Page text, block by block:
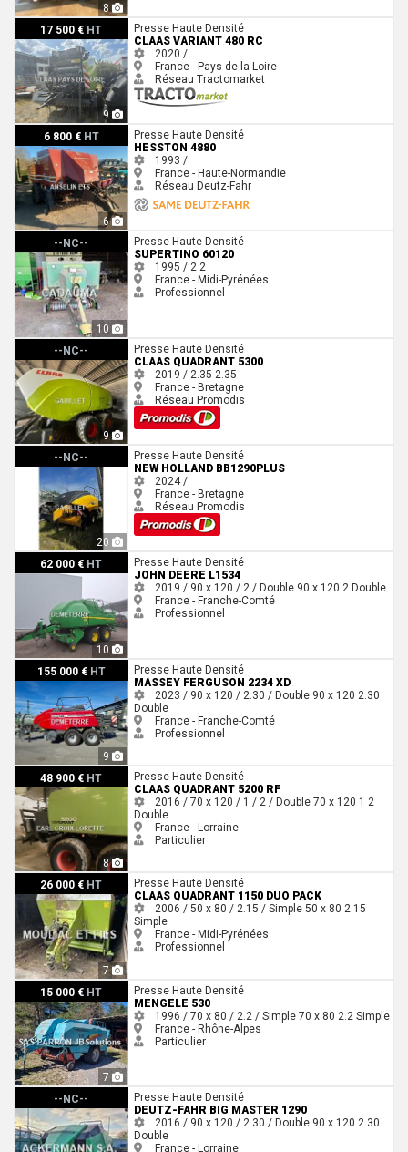
8
17 500 € HT
9
Claas VARIANT 480 RC
Presse Haute Densité
CLAAS VARIANT 480 RC
2020 /
France - Pays de la Loire
Réseau Tractomarket
6 800 € HT
6
Hesston 4880
Presse Haute Densité
HESSTON 4880
1993 /
France - Haute-Normandie
Réseau Deutz-Fahr
--NC--
10
Supertino 60120
Presse Haute Densité
SUPERTINO 60120
1995 / 2 2
France - Midi-Pyrénées
Professionnel
--NC--
9
Claas QUADRANT 5300 Presse Haute Densité
CLAAS QUADRANT 5300
2019 / 2.35 2.35
France - Bretagne
Réseau Promodis
--NC--
20
New Holland BB1290PLUSPresse Haute Densité
NEW HOLLAND BB1290PLUS
2024 /
France - Bretagne
Réseau Promodis
62 000 € HT
10
John Deere L1534
Presse Haute Densité
JOHN DEERE L1534
2019 / 90 x 120 / 2 / Double 90 x 120 2 Double
France - Franche-Comté
Professionnel
155 000 € HT
9
Massey Ferguson 2234 XDPresse Haute Densité
MASSEY FERGUSON 2234 XD
2023 / 90 x 120 / 2.30 / Double 90 x 120 2.30
Double
France - Franche-Comté
Professionnel
48 900 € HT
8
Claas QUADRANT 5200 RFPresse Haute Densité
CLAAS QUADRANT 5200 RF
2016 / 70 x 120 / 1 / 2 / Double 70 x 120 1 2
Double
France - Lorraine
Particulier
26 000 € HT
7
Claas QUADRANT 1150 DUO PACKPresse Haute Densité
CLAAS QUADRANT 1150 DUO PACK
2006 / 50 x 80 / 2.15 / Simple 50 x 80 2.15
Simple
France - Midi-Pyrénées
Professionnel
15 000 € HT
7
Mengele 530
Presse Haute Densité
MENGELE 530
1996 / 70 x 80 / 2.2 / Simple 70 x 80 2.2 Simple
France - Rhône-Alpes
Particulier
--NC--
Deutz-Fahr BIG MASTER 1290Presse Haute Densité
DEUTZ-FAHR BIG MASTER 1290
2016 / 90 x 120 / 2.30 / Double 90 x 120 2.30
Double
France - Lorraine